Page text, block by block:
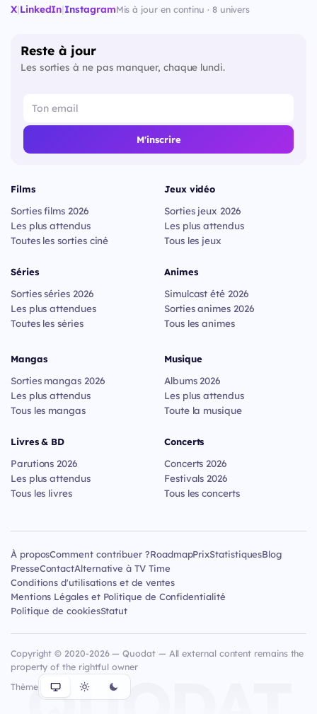
X|LinkedIn|InstagramMis à jour en continu · 8 univers
Reste à jour
Les sorties à ne pas manquer, chaque lundi.
M'inscrire
Films
Sorties films 2026
Les plus attendus
Toutes les sorties ciné
Séries
Sorties séries 2026
Les plus attendues
Toutes les séries
Jeux vidéo
Sorties jeux 2026
Les plus attendus
Tous les jeux
Animes
Simulcast été 2026
Sorties animes 2026
Tous les animes
Mangas
Sorties mangas 2026
Les plus attendus
Tous les mangas
Livres & BD
Parutions 2026
Les plus attendus
Tous les livres
Musique
Albums 2026
Les plus attendus
Toute la musique
Concerts
Concerts 2026
Festivals 2026
Tous les concerts
À proposComment contribuer ?RoadmapPrixStatistiquesBlog
PresseContactAlternative à TV Time
Conditions d'utilisations et de ventes
Mentions Légales et Politique de Confidentialité
Politique de cookiesStatut
Copyright © 2020-2026 — Quodat — All external content remains the
property of the rightful owner
Thème